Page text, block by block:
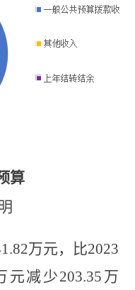
算
万元，比2023
元减少203.35 万